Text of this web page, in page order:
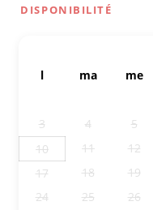
DISPONIBILITÉ
l
ma me
3
4 5
10
11 12
17
18 19
24
25 26